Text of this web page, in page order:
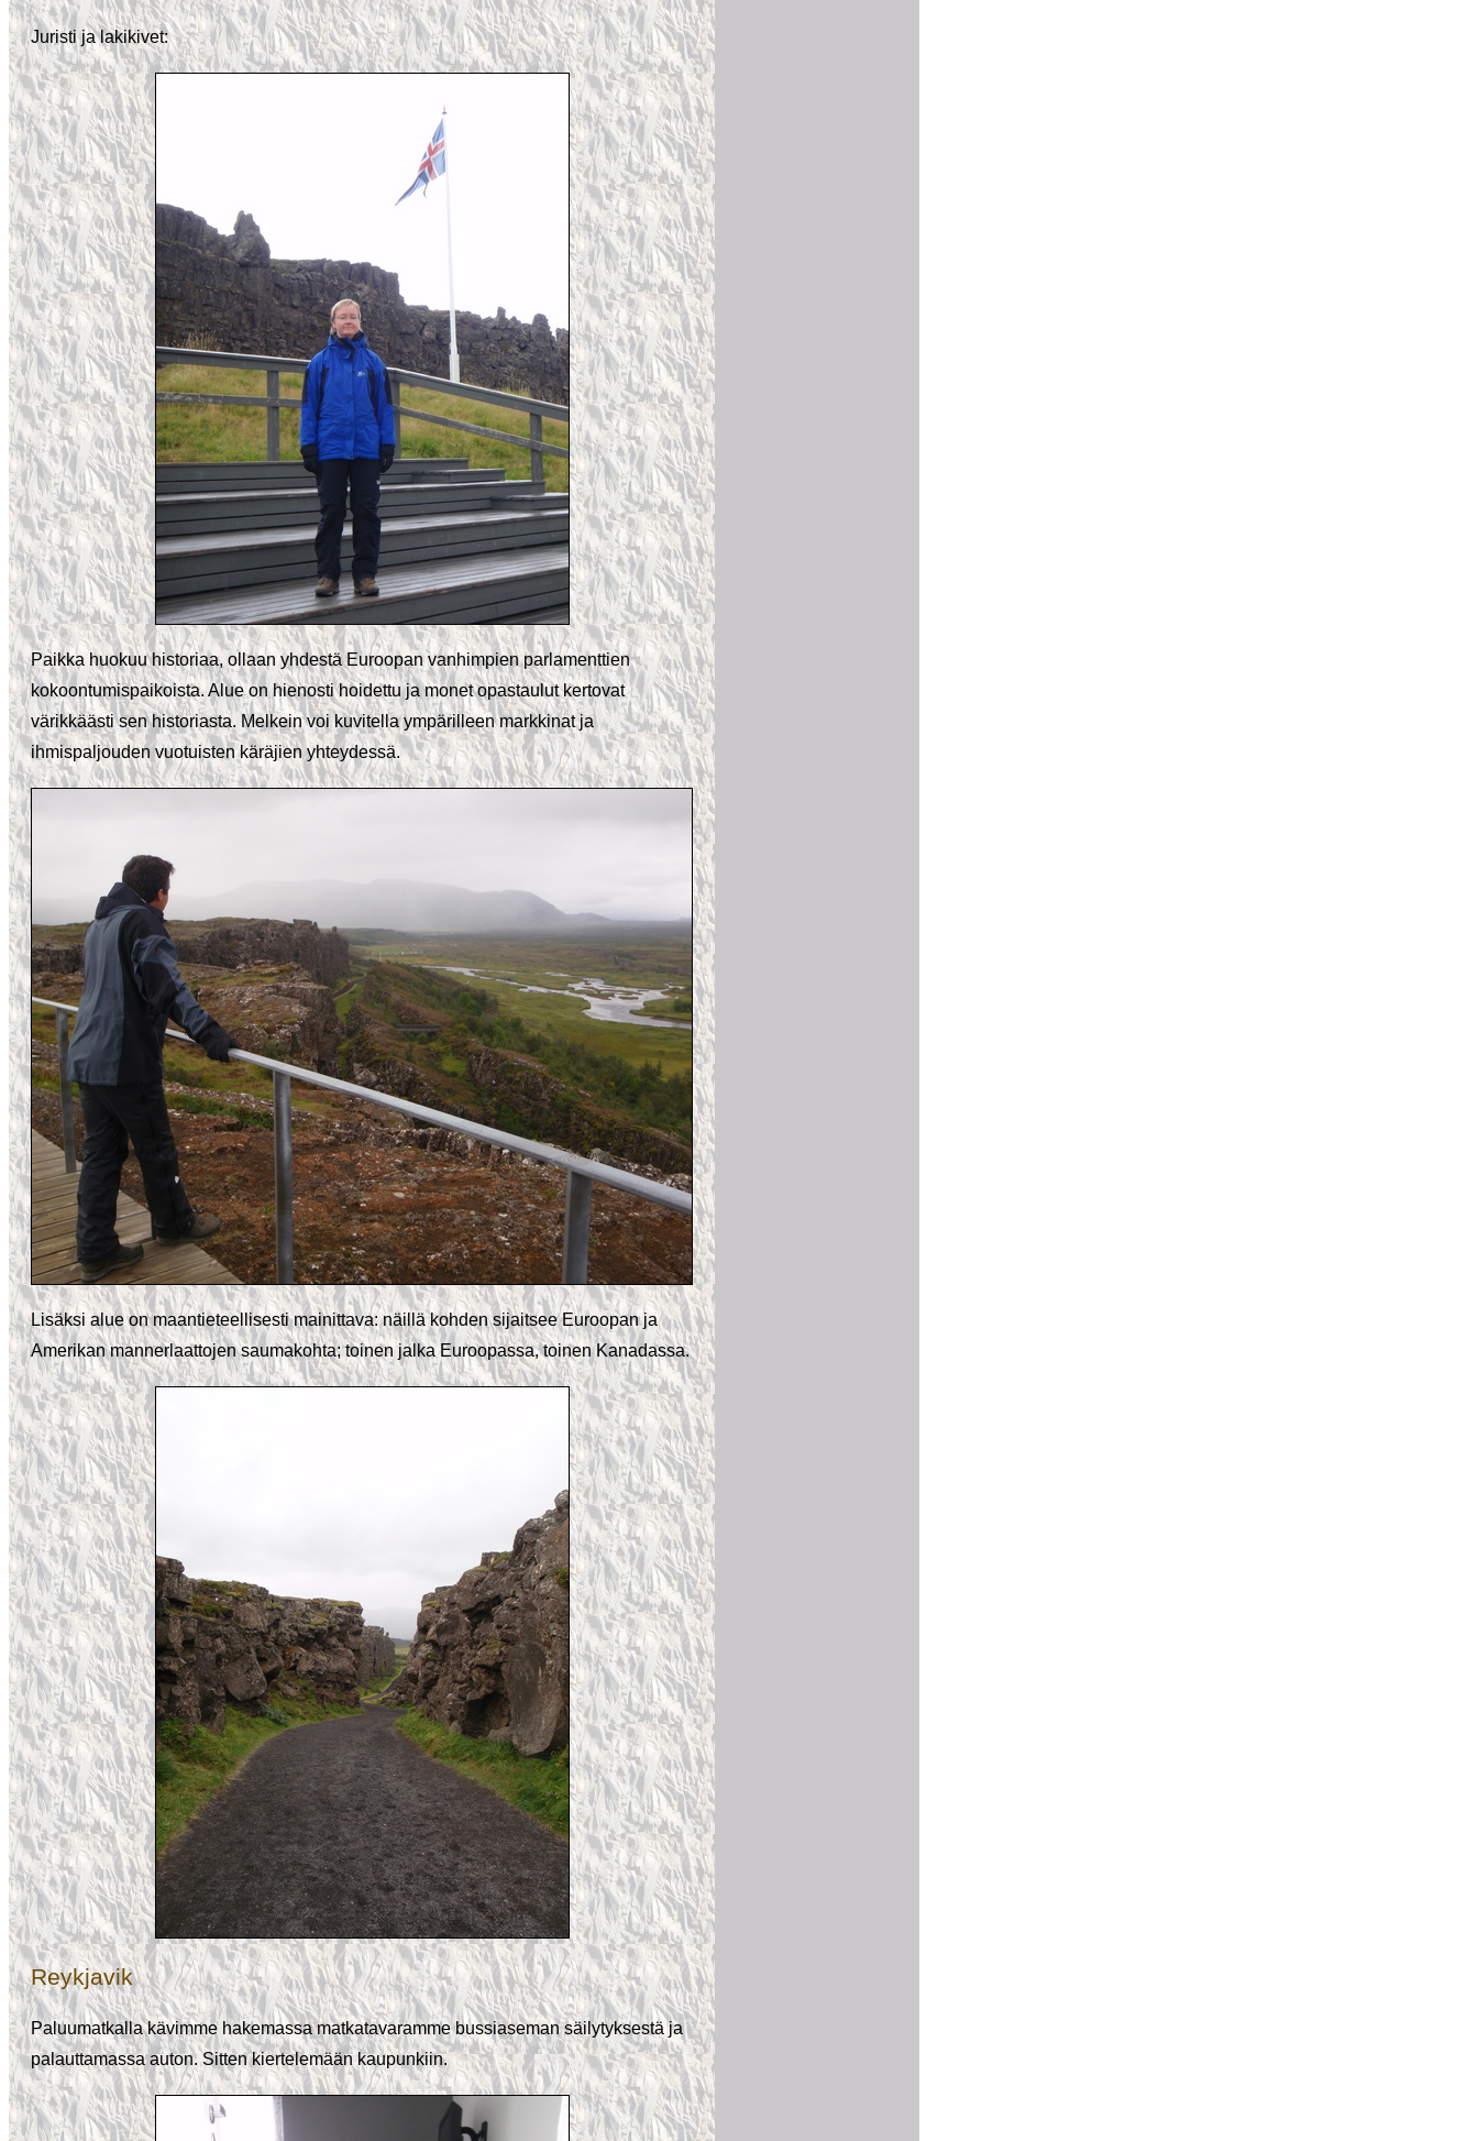
Juristi ja lakikivet:
Paikka huokuu historiaa, ollaan yhdestä Euroopan vanhimpien parlamenttien
kokoontumispaikoista. Alue on hienosti hoidettu ja monet opastaulut kertovat
värikkäästi sen historiasta. Melkein voi kuvitella ympärilleen markkinat ja
ihmispaljouden vuotuisten käräjien yhteydessä.
Lisäksi alue on maantieteellisesti mainittava: näillä kohden sijaitsee Euroopan ja
Amerikan mannerlaattojen saumakohta; toinen jalka Euroopassa, toinen Kanadassa.
Reykjavik
Paluumatkalla kävimme hakemassa matkatavaramme bussiaseman säilytyksestä ja
palauttamassa auton. Sitten kiertelemään kaupunkiin.